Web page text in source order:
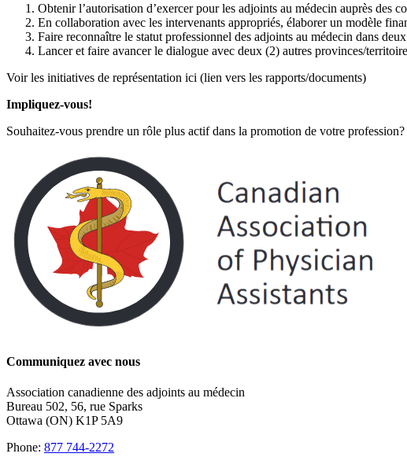
Obtenir l’autorisation d’exercer pour les adjoints au médecin auprès des
En collaboration avec les intervenants appropriés, élaborer un modèle
Faire reconnaître le statut professionnel des adjoints au médecin dans
Lancer et faire avancer le dialogue avec deux (2) autres provinces/
Voir les initiatives de représentation ici (lien vers les rapports/documents)
Impliquez-vous!
Souhaitez-vous prendre un rôle plus actif dans la promotion de votre
Communiquez avec nous
Association canadienne des adjoints au médecin
Bureau 502, 56, rue Sparks
Ottawa (ON) K1P 5A9
Phone: 877 744-2272